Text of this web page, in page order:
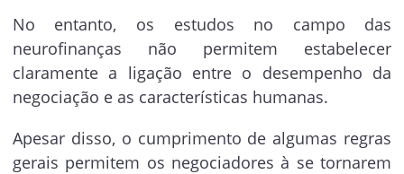
No entanto, os estudos no campo das
neurofinanças não permitem estabelecer
claramente a ligação entre o desempenho da
negociação e as características humanas.
Apesar disso, o cumprimento de algumas regras
gerais permitem os negociadores à se tornarem